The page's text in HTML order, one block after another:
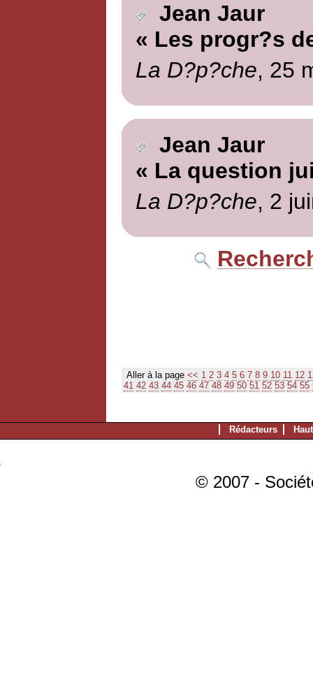
Jean Jaur
« Les progr?s
La D?p?che, 25
Jean Jaur
« La question
La D?p?che, 2
Aller à la page << 1 2 3 4 5 6 7 8 9 10 11 12
41 42 43 44 45 46 47 48 49 50 51 52 53 54 55
Rédacteurs
© 2007 -